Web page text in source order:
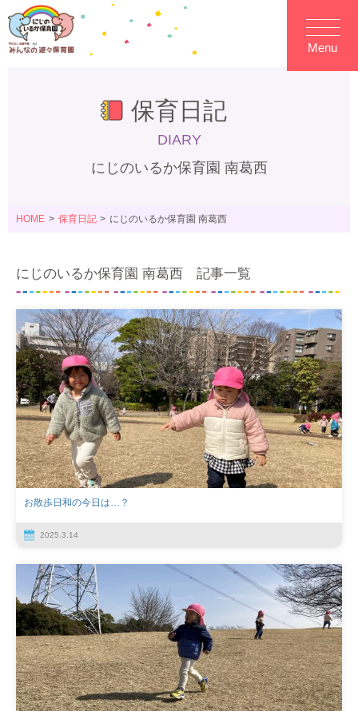
Menu
保育日記
DIARY
にじのいるか保育園 南葛西
HOME 保育日記 にじのいるか保育園 南葛西
にじのいるか保育園 南葛西 記事一覧
お散歩日和の今日は…？
2025.3.14